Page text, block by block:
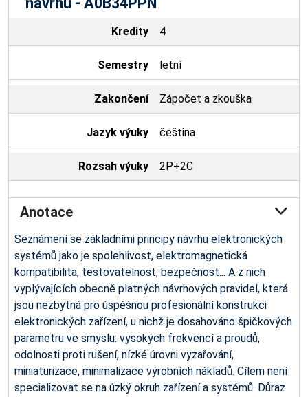
Kredity 4
Semestry letní
Zakončení Zápočet a zkouška
Jazyk výuky čeština
Rozsah výuky 2P+2C
Anotace
Seznámení se základními principy návrhu elektronických
systémů jako je spolehlivost, elektromagnetická
kompatibilita, testovatelnost, bezpečnost... A z nich
vyplývajících obecně platných návrhových pravidel, která
jsou nezbytná pro úspěšnou profesionální konstrukci
elektronických zařízení, u nichž je dosahováno špičkových
parametru ve smyslu: vysokých frekvencí a proudů,
odolnosti proti rušení, nízké úrovni vyzařování,
miniaturizace, minimalizace výrobních nákladů. Cílem není
specializovat se na úzký okruh zařízení a systémů. Důraz